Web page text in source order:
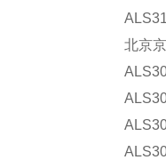
北京